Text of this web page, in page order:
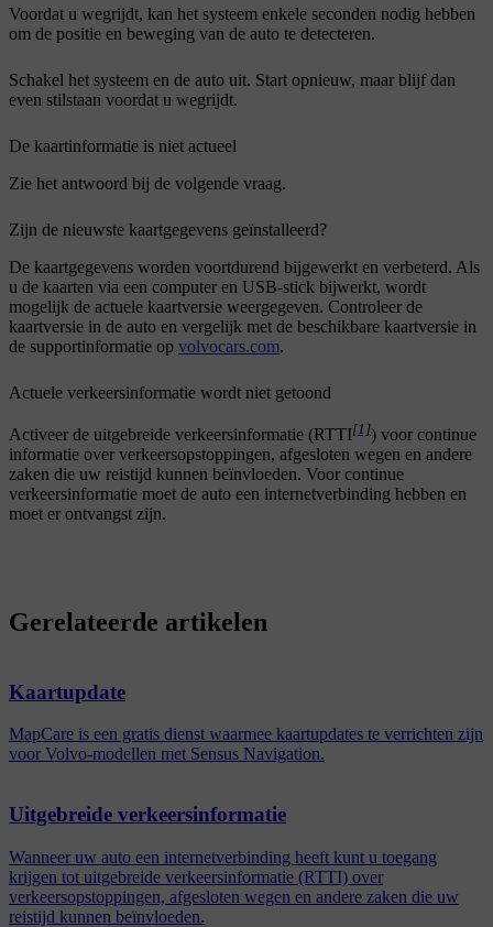
Voordat u wegrijdt, kan het systeem enkele seconden nodig hebben
om de positie en beweging van de auto te detecteren.
Schakel het systeem en de auto uit. Start opnieuw, maar blijf dan
even stilstaan voordat u wegrijdt.
De kaartinformatie is niet actueel
Zie het antwoord bij de volgende vraag.
Zijn de nieuwste kaartgegevens geïnstalleerd?
De kaartgegevens worden voortdurend bijgewerkt en verbeterd. Als
u de kaarten via een computer en USB-stick bijwerkt, wordt
mogelijk de actuele kaartversie weergegeven. Controleer de
kaartversie in de auto en vergelijk met de beschikbare kaartversie in
de supportinformatie op volvocars.com.
Actuele verkeersinformatie wordt niet getoond
Activeer de uitgebreide verkeersinformatie (RTTI[1]) voor continue
informatie over verkeersopstoppingen, afgesloten wegen en andere
zaken die uw reistijd kunnen beïnvloeden. Voor continue
verkeersinformatie moet de auto een internetverbinding hebben en
moet er ontvangst zijn.
Gerelateerde artikelen
Kaartupdate
MapCare is een gratis dienst waarmee kaartupdates te verrichten zijn
voor Volvo-modellen met Sensus Navigation.
Uitgebreide verkeersinformatie
Wanneer uw auto een internetverbinding heeft kunt u toegang
krijgen tot uitgebreide verkeersinformatie (RTTI) over
verkeersopstoppingen, afgesloten wegen en andere zaken die uw
reistijd kunnen beïnvloeden.